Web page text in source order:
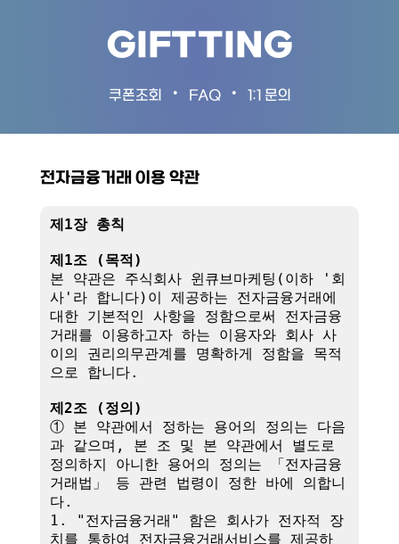
GIFTTING
쿠폰조회 • FAQ • 1:1 문의
전자금융거래 이용 약관
제1장 총칙
제1조 (목적)
본 약관은 주식회사 윈큐브마케팅(이하 '회
사'라 합니다)이 제공하는 전자금융거래에
대한 기본적인 사항을 정함으로써 전자금융
거래를 이용하고자 하는 이용자와 회사 사
이의 권리의무관계를 명확하게 정함을 목적
으로 합니다.
제2조 (정의)
① 본 약관에서 정하는 용어의 정의는 다음
과 같으며, 본 조 및 본 약관에서 별도로
정의하지 아니한 용어의 정의는 「전자금융
거래법」 등 관련 법령이 정한 바에 의합니
다.
1. "전자금융거래" 함은 회사가 전자적 장
치를 통하여 전자금융거래서비스를 제공하